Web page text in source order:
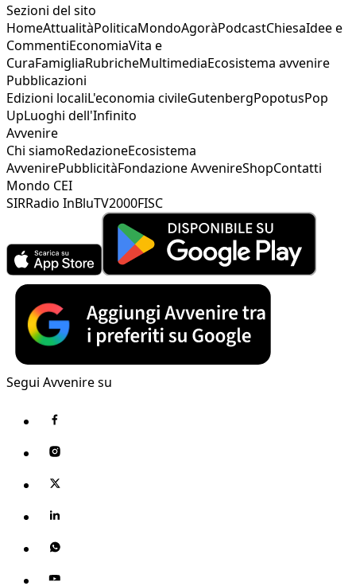
Sezioni del sito
HomeAttualitàPoliticaMondoAgoràPodcastChiesaIdee e
CommentiEconomiaVita e
CuraFamigliaRubricheMultimediaEcosistema avvenire
Pubblicazioni
Edizioni localiL'economia civileGutenbergPopotusPop
UpLuoghi dell'Infinito
Avvenire
Chi siamoRedazioneEcosistema
AvvenirePubblicitàFondazione AvvenireShopContatti
Mondo CEI
SIRRadio InBluTV2000FISC
Segui Avvenire su